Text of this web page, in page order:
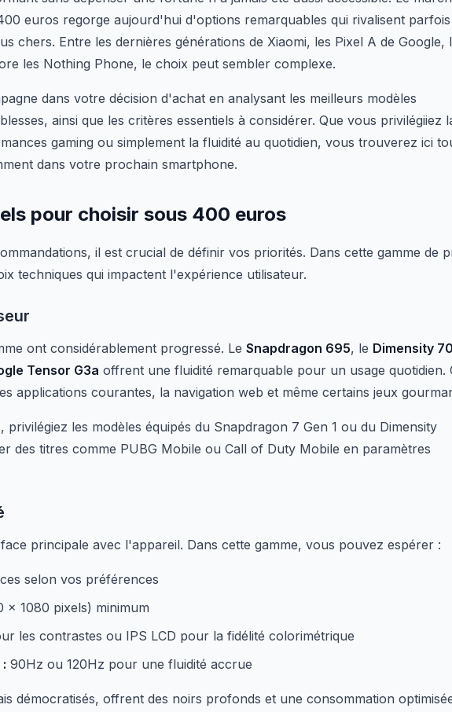
euros regorge aujourd'hui d'options remarquables qui rivalisent parfois
chers. Entre les dernières générations de Xiaomi, les Pixel A de Google,
les Nothing Phone, le choix peut sembler complexe.
dans votre décision d'achat en analysant les meilleurs modèles
ainsi que les critères essentiels à considérer. Que vous privilégiiez
gaming ou simplement la fluidité au quotidien, vous trouverez ici
dans votre prochain smartphone.
pour choisir sous 400 euros
il est crucial de définir vos priorités. Dans cette gamme de
techniques qui impactent l'expérience utilisateur.
ont considérablement progressé. Le Snapdragon 695, le Dimensity
Tensor G3a offrent une fluidité remarquable pour un usage quotidien.
applications courantes, la navigation web et même certains jeux
les modèles équipés du Snapdragon 7 Gen 1 ou du Dimensity
des titres comme PUBG Mobile ou Call of Duty Mobile en paramètres
principale avec l'appareil. Dans cette gamme, vous pouvez espérer :
selon vos préférences
x 1080 pixels) minimum
les contrastes ou IPS LCD pour la fidélité colorimétrique
90Hz ou 120Hz pour une fluidité accrue
démocratisés, offrent des noirs profonds et une consommation